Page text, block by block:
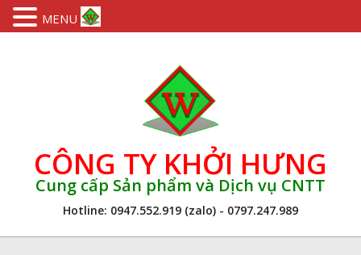
CÔNG TY KHỞI HƯNG
Cung cấp Sản phẩm và Dịch vụ CNTT
Hotline: 0947.552.919 (zalo) - 0797.247.989
MENU